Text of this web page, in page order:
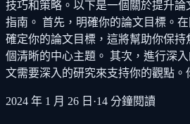
技巧和策略。以下是一個關於提升
指南。 首先，明確你的論文目標。
確定你的論文目標，這將幫助你保
個清晰的中心主題。 其次，進行深
文需要深入的研究來支持你的觀點。
2024 年 1 月 26 日 ·14 分鐘閱讀